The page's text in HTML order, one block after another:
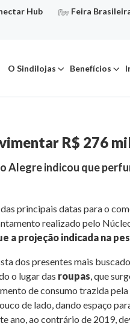
Hub Feira
O Sindilojas Benefícios
R$ 276
Alegre indicou que
principais datas para o
realizado pelo
a projeção indicada na
dos presentes mais
o lugar das roupas, que
de consumo trazida
de lado, dando espaço
ano, ao contrário de 2019,